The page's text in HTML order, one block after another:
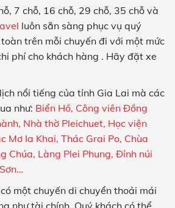
7 chỗ, 16 chỗ, 29 chỗ, 35 chỗ và
luôn sẵn sàng phục vụ quý
trên mỗi chuyến đi với một mức
phí cho khách hàng . Hãy đặt xe
nổi tiếng của tỉnh Gia Lai mà các
như: Biển Hồ, Công viên Đồng
Nhà thờ Pleichuet, Học viện
Mơ Ia Khai, Thác Grai Po, Chùa
Chúa, Làng Plei Phung, Đỉnh núi
một chuyến di chuyển thoải mái
như tài chính. Quý khách có thể